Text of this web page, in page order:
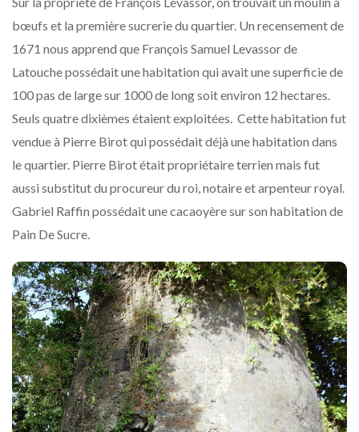
bœufs et la première sucrerie du quartier. Un recensement de
1671 nous apprend que François Samuel Levassor de
Latouche possédait une habitation qui avait une superficie de
100 pas de large sur 1000 de long soit environ 12 hectares.
Seuls quatre dixièmes étaient exploitées. Cette habitation fut
vendue à Pierre Birot qui possédait déjà une habitation dans
le quartier. Pierre Birot était propriétaire terrien mais fut
aussi substitut du procureur du roi, notaire et arpenteur royal.
Gabriel Raffin possédait une cacaoyère sur son habitation de
Pain De Sucre.